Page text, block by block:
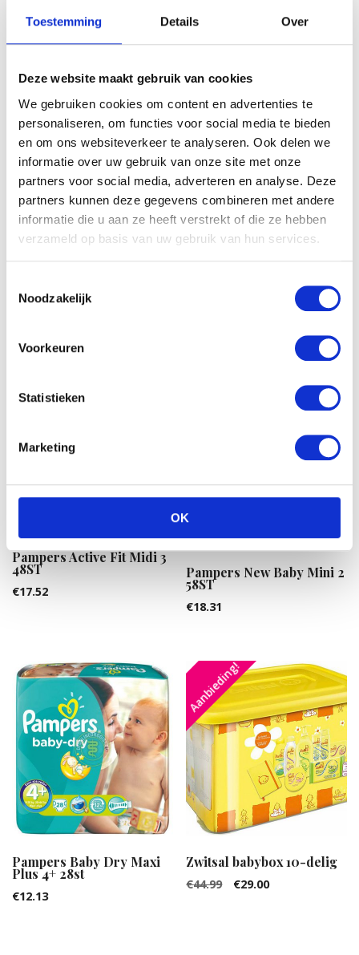
Toestemming Details Over
Deze website maakt gebruik van cookies
We gebruiken cookies om content en advertenties te
personaliseren, om functies voor social media te bieden
en om ons websiteverkeer te analyseren. Ook delen we
informatie over uw gebruik van onze site met onze
partners voor social media, adverteren en analyse. Deze
partners kunnen deze gegevens combineren met andere
informatie die u aan ze heeft verstrekt of die ze hebben
verzameld op basis van uw gebruik van hun services.
Noodzakelijk
Voorkeuren
Statistieken
Marketing
OK
gemarkeerd met
Je beoordeling *
Naam
E-mail*
Gerelateerde producten
Pampers Active Fit Midi 3
48ST
€17.52
Pampers New Baby Mini 2
58ST
€18.31
Pampers Baby Dry Maxi
Plus 4+ 28st
€12.13
Aanbieding!
Zwitsal babybox 10-delig
€44.99 €29.00